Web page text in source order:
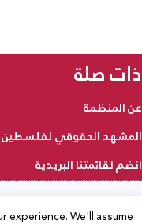
ذات صلة
عن المنظمة
المشهد الحقوقي لفلسطين
انضم لقائمتنا البريدية
experience. We'll assume